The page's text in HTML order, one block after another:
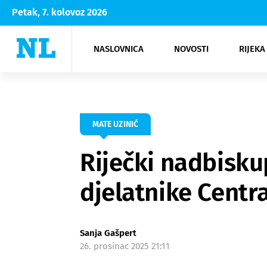
Petak, 7. kolovoz 2026
NASLOVNICA NOVOSTI
Rijeka Opatija
NK
Moda
Kultura
MATE UZINIĆ
Riječki
djelatnike
Sanja Gašpert
26. prosinac 2025 21:11